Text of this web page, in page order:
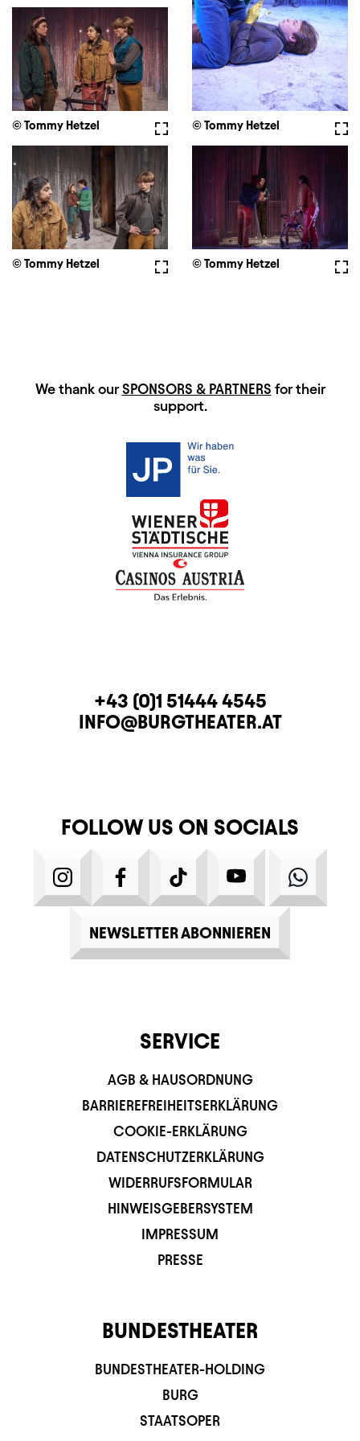
© Tommy Hetzel
Fullscreen
© Tommy Hetzel
Fullscreen
© Tommy Hetzel © Tommy Hetzel
HAUPTSPONSOREN
We thank ourSPONSORS & PARTNERS for their
support.
CONTACTTELEPHONE
+43 (0)1 51444 4545
E-MAIL
INFO@BURGTHEATER.AT
FOLLOW US ON SOCIALS
INSTAGRAMFACEBOOKTIKTOK YOUTUBE
NEWSLETTER ABONNIEREN
SERVICE
AGB & HAUSORDNUNG
BARRIEREFREIHEITSERKLÄRUNG
COOKIE-ERKLÄRUNG
DATENSCHUTZERKLÄRUNG
WIDERRUFSFORMULAR
HINWEISGEBERSYSTEM
IMPRESSUM
PRESSE
BUNDESTHEATER
BUNDESTHEATER-HOLDING
BURG
STAATSOPER